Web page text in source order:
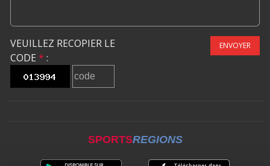
VEUILLEZ RECOPIER LE
CODE * :
ENVOYER
SPORTSREGIONS